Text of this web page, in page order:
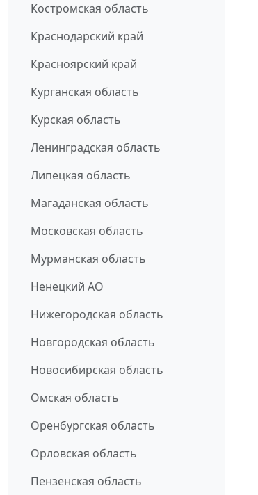
Костромская область
Краснодарский край
Красноярский край
Курганская область
Курская область
Ленинградская область
Липецкая область
Магаданская область
Московская область
Мурманская область
Ненецкий АО
Нижегородская область
Новгородская область
Новосибирская область
Омская область
Оренбургская область
Орловская область
Пензенская область